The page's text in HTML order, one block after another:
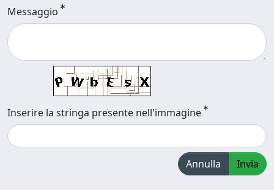
Messaggio
Inserire la stringa presente nell'immagine
Annulla Invia